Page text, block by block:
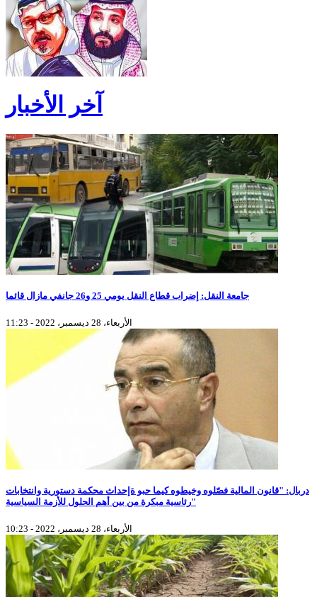
آخر الأخبار
جامعة النقل: إضراب قطاع النقل يومي 25 و26 جانفي مازال قائما
الأربعاء، 28 ديسمبر، 2022 - 11:23
دربال: "قانون المالية فصّلوه وخيطوه كيما حبو ةإحداث محكمة دستورية وانتخابات
رئاسية مبكرة من بين أهم الحلول للأزمة السياسية"
الأربعاء، 28 ديسمبر، 2022 - 10:23